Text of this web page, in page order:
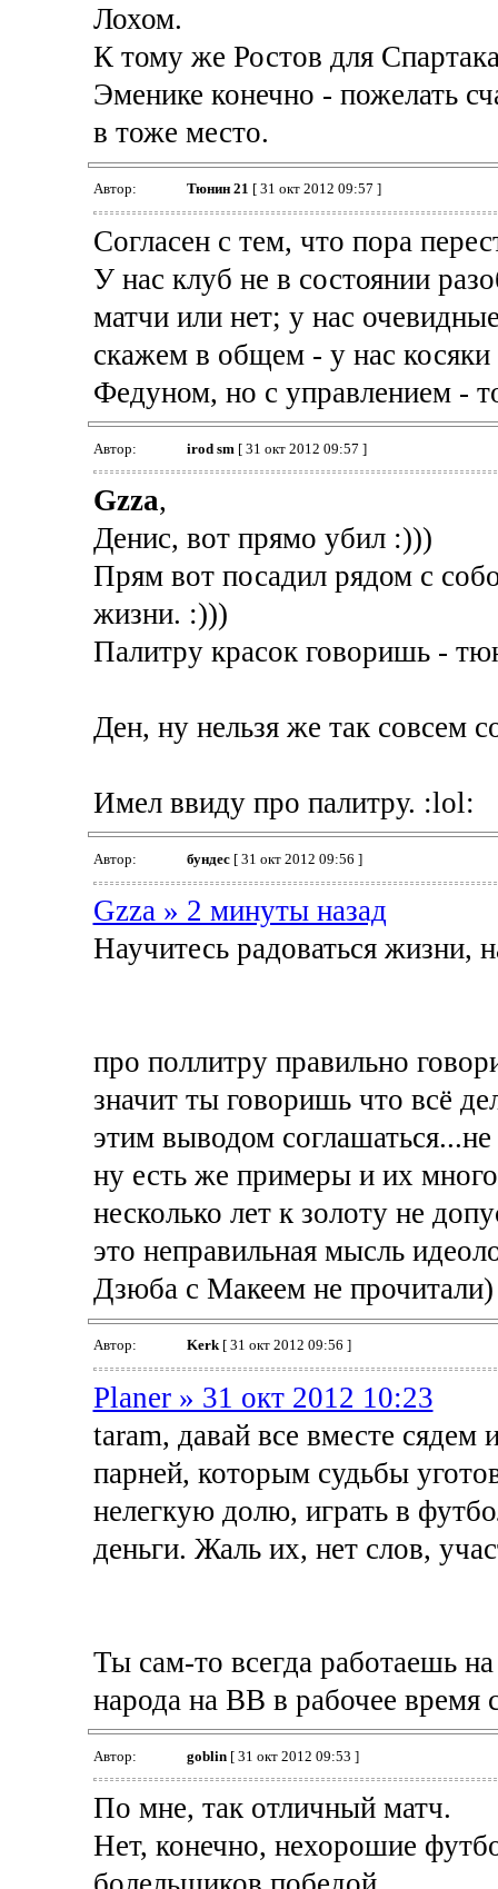
Лохом.
К тому же Ростов для
Эменике конечно - пожелать
в тоже место.
Автор: Тюнин 21 [ 31 окт 2012 09:57 ]
Согласен с тем, что пора
У нас клуб не в состоянии
матчи или нет; у нас
скажем в общем - у нас
Федуном, но с управлением -
Автор: irod sm [ 31 окт 2012 09:57 ]
Gzza,
Денис, вот прямо убил :)))
Прям вот посадил рядом с
жизни. :)))
Палитру красок говоришь -
Ден, ну нельзя же так совсем
Имел ввиду про палитру. :lol:
Автор: бундес[ 31 окт 2012 09:56 ]
Gzza » 2 минуты назад
Научитесь радоваться жизни,
про поллитру правильно
значит ты говоришь что всё
этим выводом
ну есть же примеры и их
несколько лет к золоту не
это неправильная мысль
Дзюба с Макеем не прочитали)
Автор: Kerk[ 31 окт 2012 09:56 ]
Planer » 31 окт 2012 10:23
taram, давай все вместе
парней, которым судьбы
нелегкую долю, играть в
деньги. Жаль их, нет слов,
Ты сам-то всегда работаешь
народа на ВВ в рабочее время
Автор: goblin[ 31 окт 2012 09:53 ]
По мне, так отличный матч.
Нет, конечно, нехорошие